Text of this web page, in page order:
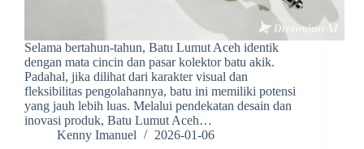
Selama bertahun-tahun, Batu Lumut Aceh identik
dengan mata cincin dan pasar kolektor batu akik.
Padahal, jika dilihat dari karakter visual dan
fleksibilitas pengolahannya, batu ini memiliki potensi
yang jauh lebih luas. Melalui pendekatan desain dan
inovasi produk, Batu Lumut Aceh…
Kenny Imanuel
2026-01-06